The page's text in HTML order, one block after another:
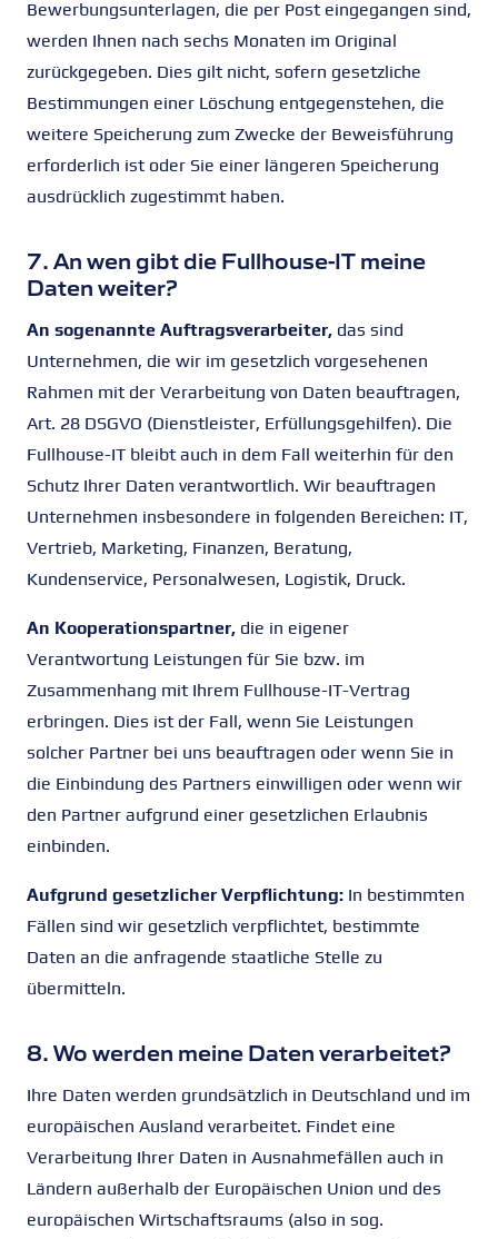
Bewerbungsunterlagen, die per Post eingegangen sind,
werden Ihnen nach sechs Monaten im Original
zurückgegeben. Dies gilt nicht, sofern gesetzliche
Bestimmungen einer Löschung entgegenstehen, die
weitere Speicherung zum Zwecke der Beweisführung
erforderlich ist oder Sie einer längeren Speicherung
ausdrücklich zugestimmt haben.
7. An wen gibt die Fullhouse-IT meine
Daten weiter?
An sogenannte Auftragsverarbeiter, das sind
Unternehmen, die wir im gesetzlich vorgesehenen
Rahmen mit der Verarbeitung von Daten beauftragen,
Art. 28 DSGVO (Dienstleister, Erfüllungsgehilfen). Die
Fullhouse-IT bleibt auch in dem Fall weiterhin für den
Schutz Ihrer Daten verantwortlich. Wir beauftragen
Unternehmen insbesondere in folgenden Bereichen: IT,
Vertrieb, Marketing, Finanzen, Beratung,
Kundenservice, Personalwesen, Logistik, Druck.
An Kooperationspartner, die in eigener
Verantwortung Leistungen für Sie bzw. im
Zusammenhang mit Ihrem Fullhouse-IT-Vertrag
erbringen. Dies ist der Fall, wenn Sie Leistungen
solcher Partner bei uns beauftragen oder wenn Sie in
die Einbindung des Partners einwilligen oder wenn wir
den Partner aufgrund einer gesetzlichen Erlaubnis
einbinden.
Aufgrund gesetzlicher Verpflichtung: In bestimmten
Fällen sind wir gesetzlich verpflichtet, bestimmte
Daten an die anfragende staatliche Stelle zu
übermitteln.
8. Wo werden meine Daten verarbeitet?
Ihre Daten werden grundsätzlich in Deutschland und im
europäischen Ausland verarbeitet. Findet eine
Verarbeitung Ihrer Daten in Ausnahmefällen auch in
Ländern außerhalb der Europäischen Union und des
europäischen Wirtschaftsraums (also in sog.